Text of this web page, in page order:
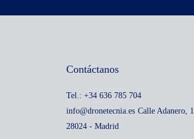
Contáctanos
Tel.: +34 636 785 704
info@dronetecnia.es Calle Adanero, 1
28024 - Madrid